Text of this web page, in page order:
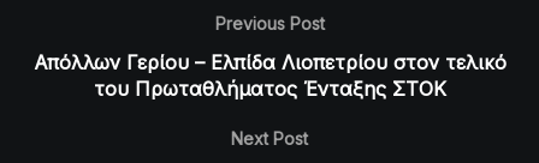
Previous Post
Απόλλων Γερίου – Ελπίδα Λιοπετρίου στον τελικό
του Πρωταθλήματος Ένταξης ΣΤΟΚ
Next Post